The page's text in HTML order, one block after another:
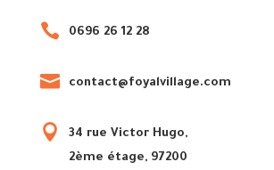
 0696 26 12 28
 contact@foyalvillage.com

34 rue Victor Hugo,
2ème étage, 97200